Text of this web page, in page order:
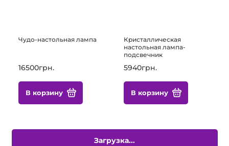
Чудо-настольная лампа
16500грн.
В корзину
Кристаллическая
настольная лампа-
подсвечник
5940грн.
В корзину
Загрузка...